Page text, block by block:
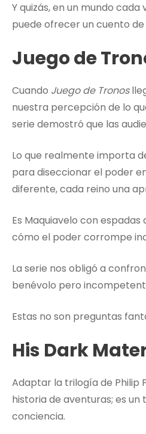
Y quizás, en un mundo
puede ofrecer un cuento
Juego de
Cuando Juego de Tronos
nuestra percepción de lo
serie demostró que las
Lo que realmente importa
para diseccionar el poder
diferente, cada reino una
Es Maquiavelo con
cómo el poder corrompe
La serie nos obligó a
benévolo pero
Estas no son preguntas
His Dark
Adaptar la trilogía de Philip
historia de aventuras; es
conciencia.